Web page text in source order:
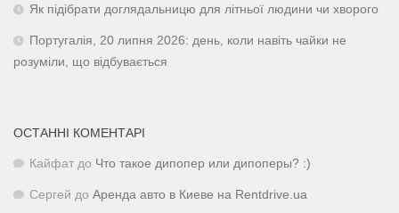
Як підібрати доглядальницю для літньої людини чи хворого
Португалія, 20 липня 2026: день, коли навіть чайки не
розуміли, що відбувається
ОСТАННІ КОМЕНТАРІ
Кайфат до Что такое дипопер или дипоперы? :)
Сергей до Аренда авто в Киеве на Rentdrive.ua